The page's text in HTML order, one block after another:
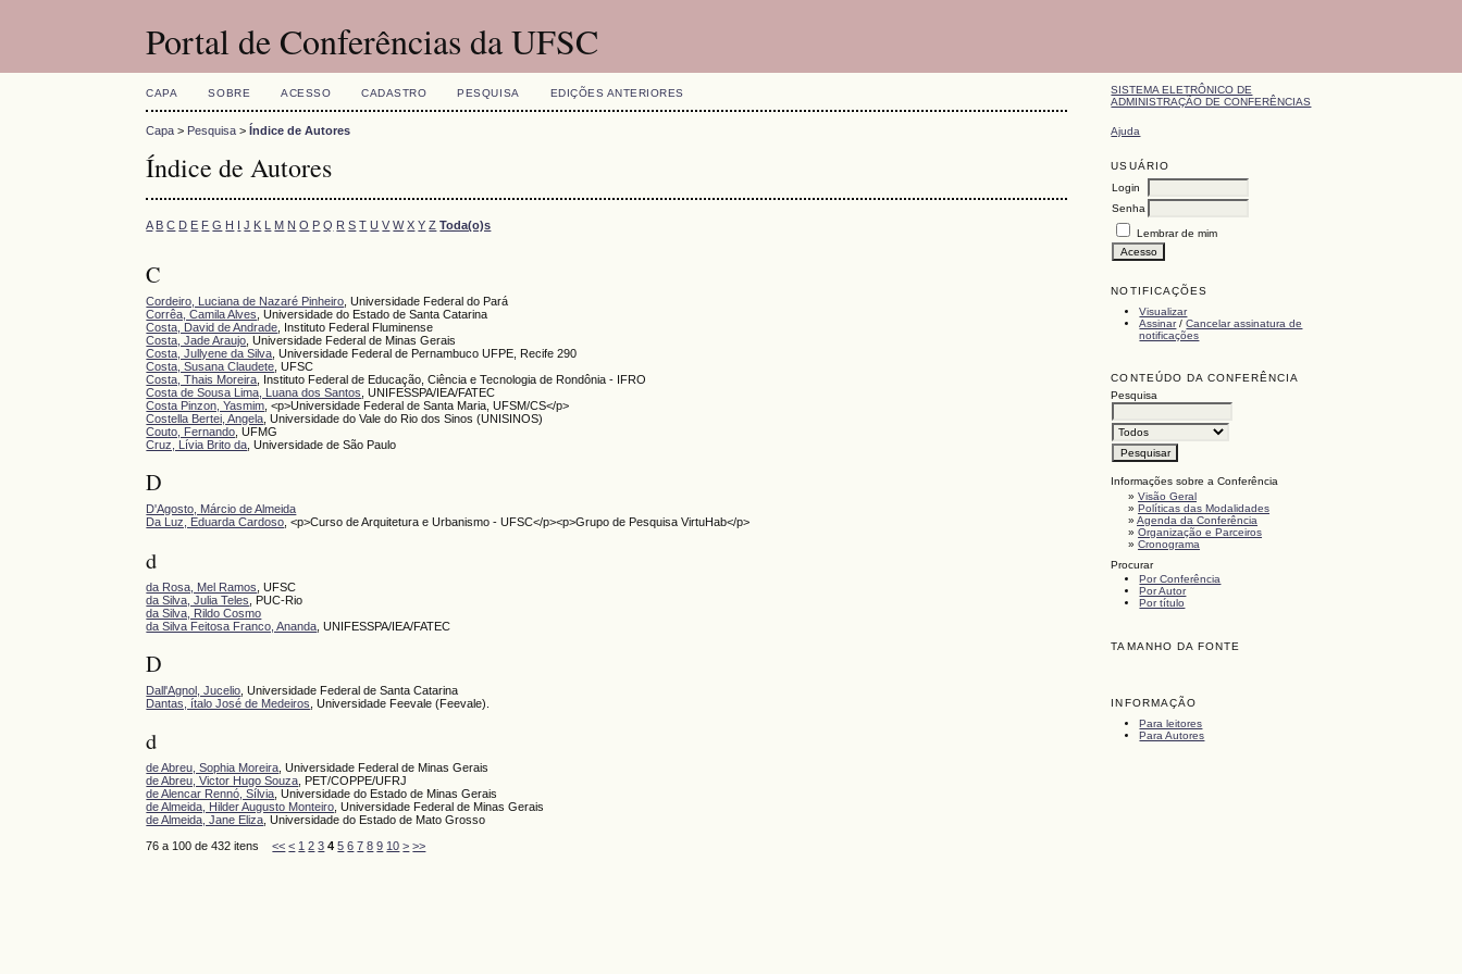
Portal de Conferências da UFSC
SISTEMA ELETRÔNICO DE
ADMINISTRAÇÃO DE CONFERÊNCIAS
Ajuda
USUÁRIO
Login
Senha
Lembrar de mim
NOTIFICAÇÕES
Visualizar
Assinar/Cancelar assinatura de
notificações
CONTEÚDO DA CONFERÊNCIA
Pesquisa
Informações sobre a Conferência
»Visão Geral
»Políticas das Modalidades
»Agenda da Conferência
»Organização e Parceiros
»Cronograma
Procurar
Por Conferência
Por Autor
Por título
TAMANHO DA FONTE
INFORMAÇÃO
Para leitores
Para Autores
CAPA SOBRE ACESSO CADASTRO PESQUISA EDIÇÕES ANTERIORES
Capa > Pesquisa >Índice de Autores
Índice de Autores
A B C D E F G H I J K L M N O P Q R S T U V W X Y Z Toda(o)s
C
Cordeiro, Luciana de Nazaré Pinheiro , Universidade Federal do Pará
Corrêa, Camila Alves , Universidade do Estado de Santa Catarina
Costa, David de Andrade , Instituto Federal Fluminense
Costa, Jade Araujo , Universidade Federal de Minas Gerais
Costa, Jullyene da Silva , Universidade Federal de Pernambuco UFPE, Recife 290
Costa, Susana Claudete , UFSC
Costa, Thais Moreira , Instituto Federal de Educação, Ciência e Tecnologia de Rondônia - IFRO
Costa de Sousa Lima, Luana dos Santos , UNIFESSPA/IEA/FATEC
Costa Pinzon, Yasmim , <p>Universidade Federal de Santa Maria, UFSM/CS</p>
Costella Bertei, Angela , Universidade do Vale do Rio dos Sinos (UNISINOS)
Couto, Fernando , UFMG
Cruz, Lívia Brito da , Universidade de São Paulo
D
D'Agosto, Márcio de Almeida
Da Luz, Eduarda Cardoso, <p>Curso de Arquitetura e Urbanismo - UFSC</p><p>Grupo de Pesquisa VirtuHab</p>
d
da Rosa, Mel Ramos , UFSC
da Silva, Julia Teles
, PUC-Rio
da Silva, Rildo Cosmo
da Silva Feitosa Franco, Ananda , UNIFESSPA/IEA/FATEC
D
Dall'Agnol, Jucelio , Universidade Federal de Santa Catarina
Dantas, ítalo José de Medeiros , Universidade Feevale (Feevale).
d
de Abreu, Sophia Moreira , Universidade Federal de Minas Gerais
de Abreu, Victor Hugo Souza , PET/COPPE/UFRJ
de Alencar Rennó, Sílvia , Universidade do Estado de Minas Gerais
de Almeida, Hilder Augusto Monteiro , Universidade Federal de Minas Gerais
de Almeida, Jane Eliza , Universidade do Estado de Mato Grosso
76 a 100 de 432 itens<< < 1 2 3 4 5 6 7 8 9 10 > >>